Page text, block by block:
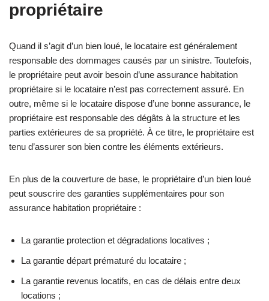
propriétaire
Quand il s’agit d’un bien loué, le locataire est généralement
responsable des dommages causés par un sinistre. Toutefois,
le propriétaire peut avoir besoin d’une assurance habitation
propriétaire si le locataire n’est pas correctement assuré. En
outre, même si le locataire dispose d’une bonne assurance, le
propriétaire est responsable des dégâts à la structure et les
parties extérieures de sa propriété. À ce titre, le propriétaire est
tenu d’assurer son bien contre les éléments extérieurs.
En plus de la couverture de base, le propriétaire d’un bien loué
peut souscrire des garanties supplémentaires pour son
assurance habitation propriétaire :
La garantie protection et dégradations locatives ;
La garantie départ prématuré du locataire ;
La garantie revenus locatifs, en cas de délais entre deux
locations ;